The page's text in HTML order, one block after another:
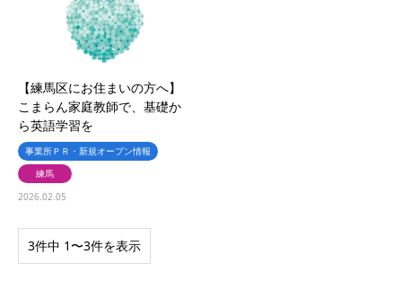
【練馬区にお住まいの方へ】
こまらん家庭教師で、基礎か
ら英語学習を
事業所ＰＲ・新規オープン情報
練馬
2026.02.05
3件中 1〜3件を表示